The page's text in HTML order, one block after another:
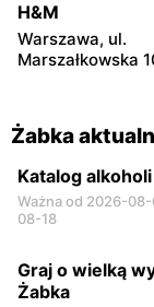
Żabka
Warszawa, ul.
H&M
Warszawa, ul.
Marszałkowska
Żabka
Katalog
Ważna od 2026-
08-18
Graj o wielką
Żabka